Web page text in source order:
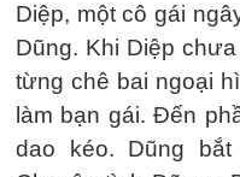
Diệp, một cô gái
Dũng. Khi Diệp
từng chê bai ngoại
làm bạn gái. Đến
dao kéo. Dũng